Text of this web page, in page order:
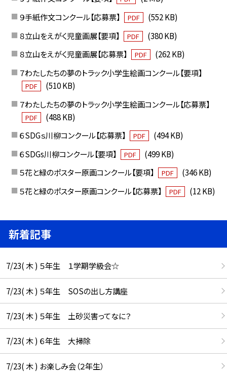
９手紙作文コンクール【応募票】
PDF
(552 KB)
８立山をえがく児童画展【要項】
PDF
(380 KB)
８立山をえがく児童画展【応募票】
PDF
(262 KB)
７わたしたちの夢のトラック小学生絵画コンクール【要項】
PDF
(510 KB)
７わたしたちの夢のトラック小学生絵画コンクール【応募票】
PDF
(488 KB)
６SDGｓ川柳コンクール【応募票】
PDF
(494 KB)
６SDGs川柳コンクール【要項】
PDF
(499 KB)
５花と緑のポスター原画コンクール【要項】
PDF
(346 KB)
５花と緑のポスター原画コンクール【応募票】
PDF (12 KB)
新着記事
7/23( 木 ) ５年生 １学期学級会☆
7/23( 木 ) ５年生 SOSの出し方講座
7/23( 木 ) ５年生 土砂災害ってなに？
7/23( 木 ) ６年生 大掃除
7/23( 木 ) お楽しみ会（２年生）